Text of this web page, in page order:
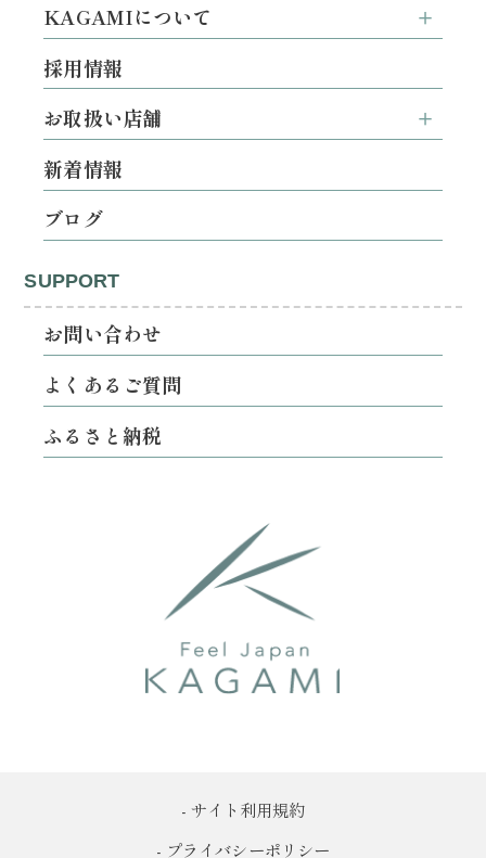
KAGAMIについて
採用情報
お取扱い店舗
新着情報
ブログ
SUPPORT
お問い合わせ
よくあるご質問
ふるさと納税
- サイト利用規約
- プライバシーポリシー